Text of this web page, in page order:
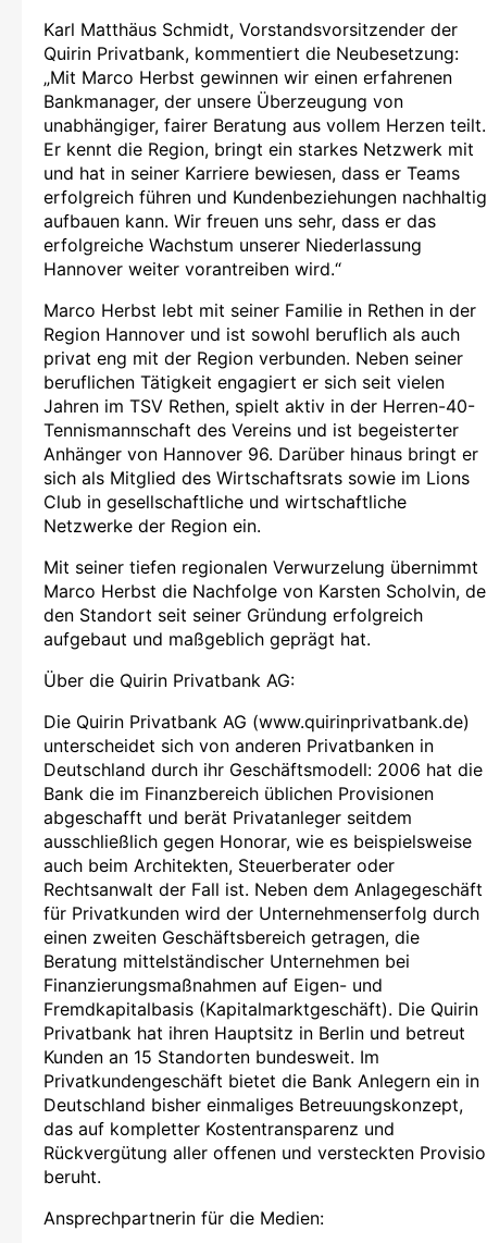
Karl Matthäus Schmidt, Vorstandsvorsitzender der
Quirin Privatbank, kommentiert die Neubesetzung:
„Mit Marco Herbst gewinnen wir einen erfahrenen
Bankmanager, der unsere Überzeugung von
unabhängiger, fairer Beratung aus vollem Herzen teilt.
Er kennt die Region, bringt ein starkes Netzwerk mit
und hat in seiner Karriere bewiesen, dass er Teams
erfolgreich führen und Kundenbeziehungen nachhaltig
aufbauen kann. Wir freuen uns sehr, dass er das
erfolgreiche Wachstum unserer Niederlassung
Hannover weiter vorantreiben wird.“
Marco Herbst lebt mit seiner Familie in Rethen in der
Region Hannover und ist sowohl beruflich als auch
privat eng mit der Region verbunden. Neben seiner
beruflichen Tätigkeit engagiert er sich seit vielen
Jahren im TSV Rethen, spielt aktiv in der Herren-40-
Tennismannschaft des Vereins und ist begeisterter
Anhänger von Hannover 96. Darüber hinaus bringt er
sich als Mitglied des Wirtschaftsrats sowie im Lions
Club in gesellschaftliche und wirtschaftliche
Netzwerke der Region ein.
Mit seiner tiefen regionalen Verwurzelung übernimmt
Marco Herbst die Nachfolge von Karsten Scholvin,
den Standort seit seiner Gründung erfolgreich
aufgebaut und maßgeblich geprägt hat.
Über die Quirin Privatbank AG:
Die Quirin Privatbank AG (www.quirinprivatbank.de)
unterscheidet sich von anderen Privatbanken in
Deutschland durch ihr Geschäftsmodell: 2006 hat die
Bank die im Finanzbereich üblichen Provisionen
abgeschafft und berät Privatanleger seitdem
ausschließlich gegen Honorar, wie es beispielsweise
auch beim Architekten, Steuerberater oder
Rechtsanwalt der Fall ist. Neben dem Anlagegeschäft
für Privatkunden wird der Unternehmenserfolg durch
einen zweiten Geschäftsbereich getragen, die
Beratung mittelständischer Unternehmen bei
Finanzierungsmaßnahmen auf Eigen- und
Fremdkapitalbasis (Kapitalmarktgeschäft). Die Quirin
Privatbank hat ihren Hauptsitz in Berlin und betreut
Kunden an 15 Standorten bundesweit. Im
Privatkundengeschäft bietet die Bank Anlegern ein in
Deutschland bisher einmaliges Betreuungskonzept,
das auf kompletter Kostentransparenz und
Rückvergütung aller offenen und versteckten
beruht.
Ansprechpartnerin für die Medien: